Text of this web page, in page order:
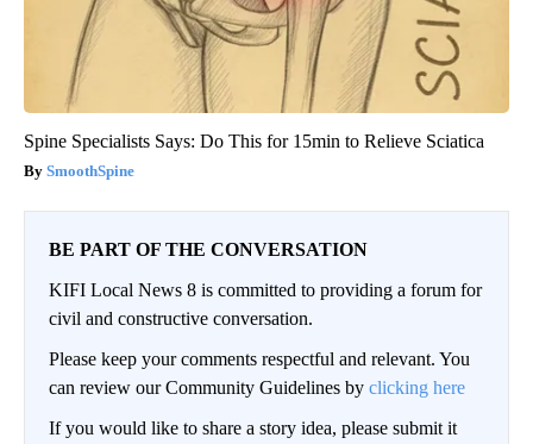
Spine Specialists Says: Do This for 15min to Relieve Sciatica
SmoothSpine
BE PART OF THE CONVERSATION
KIFI Local News 8 is committed to providing a forum for
civil and constructive conversation.
Please keep your comments respectful and relevant. You
can review our Community Guidelines by clicking here
If you would like to share a story idea, please submit it